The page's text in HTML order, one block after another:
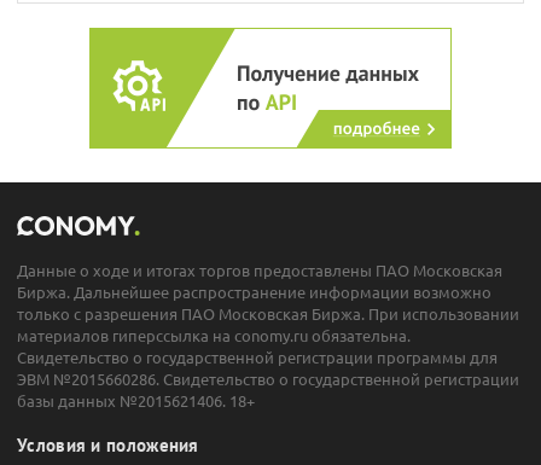
Данные о ходе и итогах торгов предоставлены ПАО Московская
Биржа. Дальнейшее распространение информации возможно
только с разрешения ПАО Московская Биржа. При использовании
материалов гиперссылка на conomy.ru обязательна.
Свидетельство о государственной регистрации программы для
ЭВМ №2015660286. Свидетельство о государственной регистрации
базы данных №2015621406. 18+
Условия и положения